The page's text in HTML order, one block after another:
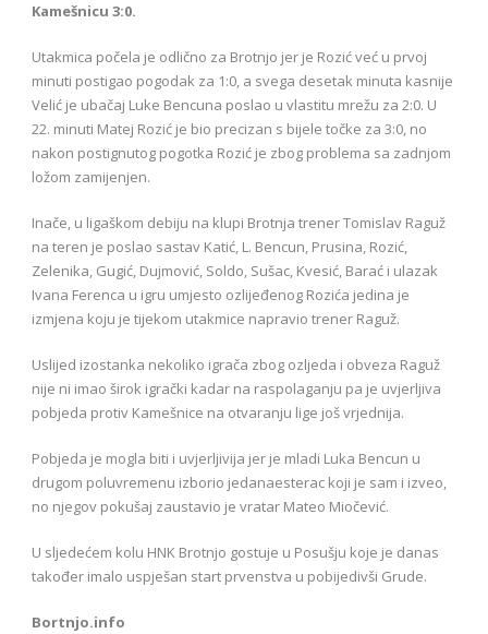
Kamešnicu 3:0.
Utakmica počela je odlično za Brotnjo jer je Rozić već u prvoj
minuti postigao pogodak za 1:0, a svega desetak minuta kasnije
Velić je ubačaj Luke Bencuna poslao u vlastitu mrežu za 2:0. U
22. minuti Matej Rozić je bio precizan s bijele točke za 3:0, no
nakon postignutog pogotka Rozić je zbog problema sa zadnjom
ložom zamijenjen.
Inače, u ligaškom debiju na klupi Brotnja trener Tomislav Raguž
na teren je poslao sastav Katić, L. Bencun, Prusina, Rozić,
Zelenika, Gugić, Dujmović, Soldo, Sušac, Kvesić, Barać i ulazak
Ivana Ferenca u igru umjesto ozlijeđenog Rozića jedina je
izmjena koju je tijekom utakmice napravio trener Raguž.
Uslijed izostanka nekoliko igrača zbog ozljeda i obveza Raguž
nije ni imao širok igrački kadar na raspolaganju pa je uvjerljiva
pobjeda protiv Kamešnice na otvaranju lige još vrjednija.
Pobjeda je mogla biti i uvjerljivija jer je mladi Luka Bencun u
drugom poluvremenu izborio jedanaesterac koji je sam i izveo,
no njegov pokušaj zaustavio je vratar Mateo Miočević.
U sljedećem kolu HNK Brotnjo gostuje u Posušju koje je danas
također imalo uspješan start prvenstva u pobijedivši Grude.
Bortnjo.info